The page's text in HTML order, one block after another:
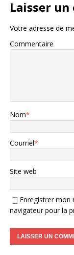
Laisser
Votre adresse de
Commentaire
Nom*
Courriel*
Site web
Enregistrer
navigateur pour la